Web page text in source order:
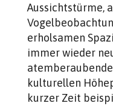
Aussichtstürme,
erholsamen
immer wieder
kulturellen
kurzer Zeit